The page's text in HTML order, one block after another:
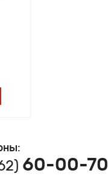
60-00-70